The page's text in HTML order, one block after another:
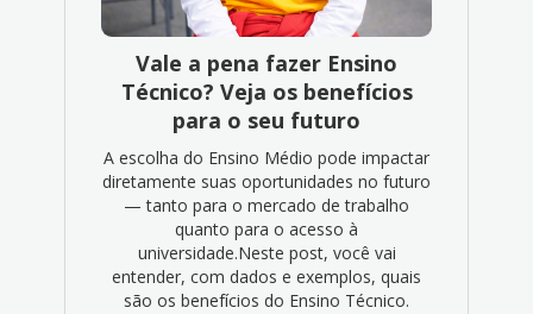
Vale a pena fazer Ensino
Técnico? Veja os benefícios
para o seu futuro
A escolha do Ensino Médio pode impactar
diretamente suas oportunidades no futuro
— tanto para o mercado de trabalho
quanto para o acesso à
universidade.Neste post, você vai
entender, com dados e exemplos, quais
são os benefícios do Ensino Técnico.